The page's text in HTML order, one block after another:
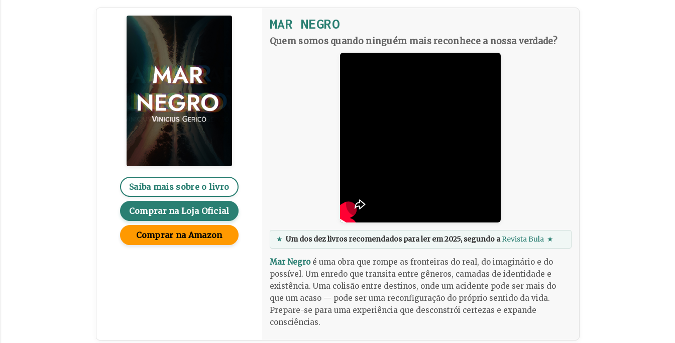
Saiba mais sobre o livro
Comprar na Loja Oficial
Comprar na Amazon
MAR NEGRO
Quem somos quando ninguém mais reconhece a nossa verdade?
★ Um dos dez livros recomendados para ler em 2025, segundo aRevista Bula ★
Mar Negroé uma obra que rompe as fronteiras do real, do imaginário e do
possível. Um enredo que transita entre gêneros, camadas de identidade e
existência. Uma colisão entre destinos, onde um acidente pode ser mais do
que um acaso — pode ser uma reconfiguração do próprio sentido da vida.
Prepare-se para uma experiência que desconstrói certezas e expande
consciências.